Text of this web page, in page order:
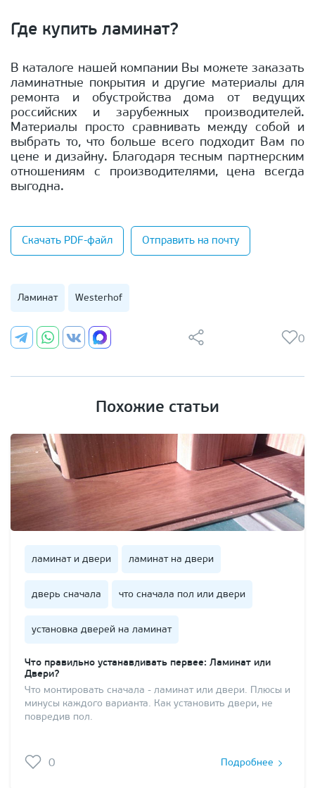
Где купить ламинат?
В каталоге нашей компании Вы можете заказать
ламинатные покрытия и другие материалы для
ремонта и обустройства дома от ведущих
российских и зарубежных производителей.
Материалы просто сравнивать между собой и
выбрать то, что больше всего подходит Вам по
цене и дизайну. Благодаря тесным партнерским
отношениям с производителями, цена всегда
выгодна.
Скачать PDF-файл Отправить на почту
Ламинат Westerhof
0
Похожие статьи
ламинат и двери ламинат на двери
дверь сначала что сначала пол или двери
установка дверей на ламинат
Что правильно устанавливать первее: Ламинат или
Двери?
Что монтировать сначала - ламинат или двери. Плюсы и
минусы каждого варианта. Как установить двери, не
повредив пол.
0 Подробнее